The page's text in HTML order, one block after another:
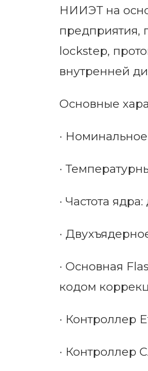
НИИЭТ на
предприятия,
lockstep,
внутренней
Основные
·
·
· Частота
·
· Основная
кодом
· Контроллер
· Контроллер